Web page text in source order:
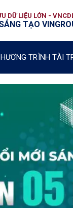
DỮ LIỆU LỚN -
TẠO
TRÌNH TÀI